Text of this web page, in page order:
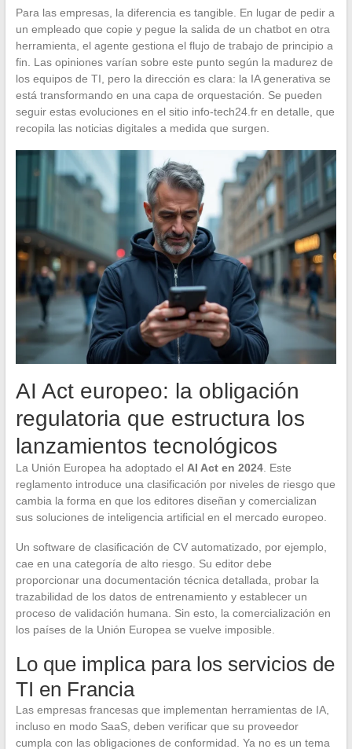
Para las empresas, la diferencia es tangible. En lugar de pedir a
un empleado que copie y pegue la salida de un chatbot en otra
herramienta, el agente gestiona el flujo de trabajo de principio a
fin. Las opiniones varían sobre este punto según la madurez de
los equipos de TI, pero la dirección es clara: la IA generativa se
está transformando en una capa de orquestación. Se pueden
seguir estas evoluciones en el sitio info-tech24.fr en detalle, que
recopila las noticias digitales a medida que surgen.
AI Act europeo: la obligación
regulatoria que estructura los
lanzamientos tecnológicos
La Unión Europea ha adoptado el AI Act en 2024. Este
reglamento introduce una clasificación por niveles de riesgo que
cambia la forma en que los editores diseñan y comercializan
sus soluciones de inteligencia artificial en el mercado europeo.
Un software de clasificación de CV automatizado, por ejemplo,
cae en una categoría de alto riesgo. Su editor debe
proporcionar una documentación técnica detallada, probar la
trazabilidad de los datos de entrenamiento y establecer un
proceso de validación humana. Sin esto, la comercialización en
los países de la Unión Europea se vuelve imposible.
Lo que implica para los servicios de
TI en Francia
Las empresas francesas que implementan herramientas de IA,
incluso en modo SaaS, deben verificar que su proveedor
cumpla con las obligaciones de conformidad. Ya no es un tema